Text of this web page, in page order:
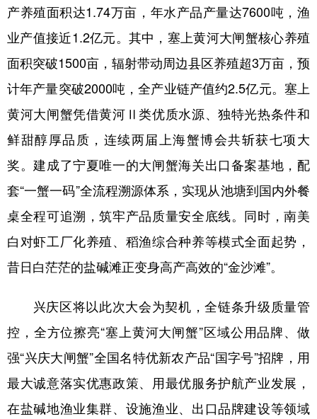
产养殖面积达1.74万亩，年水产品产量达7600吨，渔
业产值接近1.2亿元。其中，塞上黄河大闸蟹核心养殖
面积突破1500亩，辐射带动周边县区养殖超3万亩，预
计年产量突破2000吨，全产业链产值约2.5亿元。塞上
黄河大闸蟹凭借黄河Ⅱ类优质水源、独特光热条件和
鲜甜醇厚品质，连续两届上海蟹博会共斩获七项大
奖。建成了宁夏唯一的大闸蟹海关出口备案基地，配
套“一蟹一码”全流程溯源体系，实现从池塘到国内外餐
桌全程可追溯，筑牢产品质量安全底线。同时，南美
白对虾工厂化养殖、稻渔综合种养等模式全面起势，
昔日白茫茫的盐碱滩正变身高产高效的“金沙滩”。
兴庆区将以此次大会为契机，全链条升级质量管
控，全方位擦亮“塞上黄河大闸蟹”区域公用品牌、做
强“兴庆大闸蟹”全国名特优新农产品“国字号”招牌，用
最大诚意落实优惠政策、用最优服务护航产业发展，
在盐碱地渔业集群、设施渔业、出口品牌建设等领域